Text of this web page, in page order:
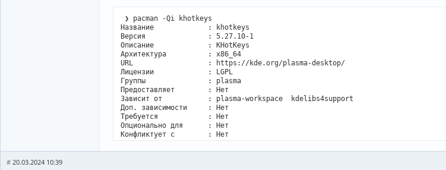
❯ pacman -Qi khotkeys
Название             : khotkeys
Версия               : 5.27.10-1
Описание             : KHotKeys
Архитектура          : x86_64
URL                  : https://kde.org/plasma-desktop/
Лицензии             : LGPL
Группы               : plasma
Предоставляет        : Нет
Зависит от           : plasma-workspace  kdelibs4support
Доп. зависимости     : Нет
Требуется            : Нет
Опционально для      : Нет
Конфликтует с        : Нет
Установленный размер : 4,02 MiB
# 20.03.2024 10:39